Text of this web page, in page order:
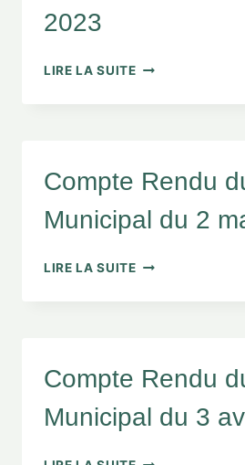
2023
LIRE LA SUITE
Compte Rendu
Municipal du 2
LIRE LA SUITE
Compte Rendu
Municipal du 3